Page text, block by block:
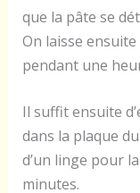
que la pâte se
On laisse
pendant une
Il suffit ensuite
dans la plaque
d’un linge pour
minutes.